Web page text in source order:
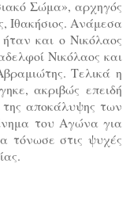
Σώμα», αρχηγός
Ιθακήσιος. Ανάμεσα
και ο Νικόλαος
Νικόλαος και
Τελικά η
ακριβώς επειδή
αποκάλυψης των
του Αγώνα για
τόνωσε στις ψυχές